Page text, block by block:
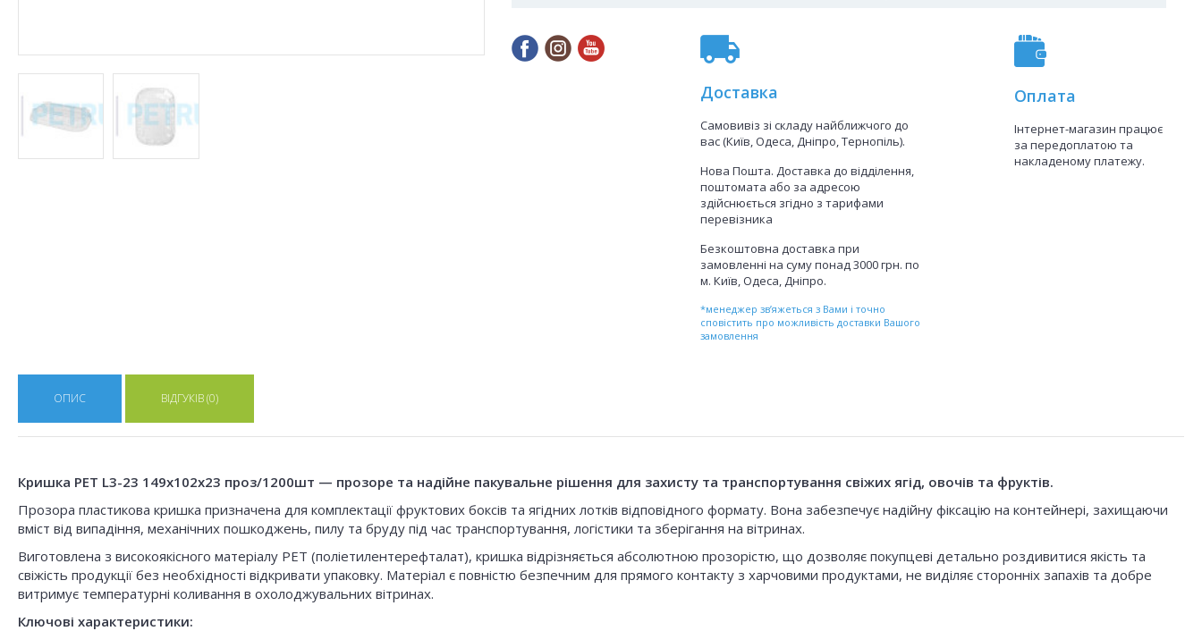
Доставка
Самовивіз зі складу найближчого до
вас (Київ, Одеса, Дніпро, Тернопіль).
Нова Пошта. Доставка до відділення,
поштомата або за адресою
здійснюється згідно з тарифами
перевізника
Безкоштовна доставка при
замовленні на суму понад 3000 грн. по
м. Київ, Одеса, Дніпро.
*менеджер зв’яжеться з Вами і точно
сповістить про можливість доставки Вашого
замовлення
Оплата
Інтернет-магазин працює
за передоплатою та
накладеному платежу.
ОПИС ВІДГУКІВ (0)
Кришка PET L3-23 149x102x23 проз/1200шт — прозоре та надійне пакувальне рішення для захисту та транспортування свіжих ягід, овочів та фруктів.
Прозора пластикова кришка призначена для комплектації фруктових боксів та ягідних лотків відповідного формату. Вона забезпечує надійну фіксацію на контейнері, захищаючи
вміст від випадіння, механічних пошкоджень, пилу та бруду під час транспортування, логістики та зберігання на вітринах.
Виготовлена з високоякісного матеріалу PET (поліетилентерефталат), кришка відрізняється абсолютною прозорістю, що дозволяє покупцеві детально роздивитися якість та
свіжість продукції без необхідності відкривати упаковку. Матеріал є повністю безпечним для прямого контакту з харчовими продуктами, не виділяє сторонніх запахів та добре
витримує температурні коливання в охолоджувальних вітринах.
Ключові характеристики: